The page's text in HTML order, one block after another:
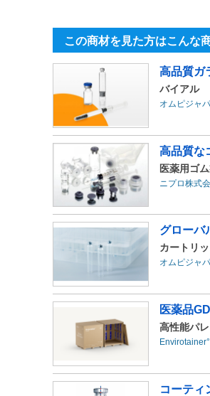
この商材を見た方はこんな
高品質ガ
バイアル
オムピジャ
高品質な
医薬用ゴ
ニプロ株式
グローバ
カートリ
オムピジャ
医薬品
高性能パ
Envirotainer°
コーティ